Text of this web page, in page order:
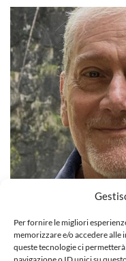
Per fornire le migliori
memorizzare e/o accedere
queste tecnologie ci